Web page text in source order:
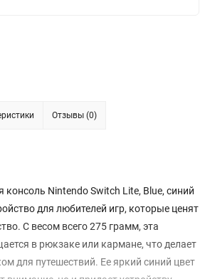
Отзывы (0)
консоль Nintendo Switch Lite, Blue, синий
для любителей игр, которые ценят
С весом всего 275 грамм, эта
в рюкзаке или кармане, что делает
для путешествий. Ее яркий синий цвет